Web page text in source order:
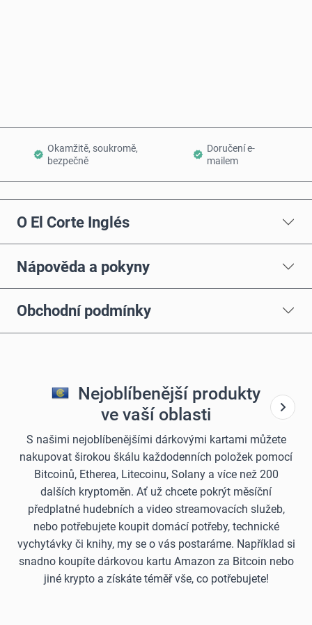
Okamžitě, soukromě,
bezpečně
Doručení e-
mailem
O El Corte Inglés
Nápověda a pokyny
Obchodní podmínky
Nejoblíbenější produkty
ve vaší oblasti
S našimi nejoblíbenějšími dárkovými kartami můžete
nakupovat širokou škálu každodenních položek pomocí
Bitcoinů, Etherea, Litecoinu, Solany a více než 200
dalších kryptoměn. Ať už chcete pokrýt měsíční
předplatné hudebních a video streamovacích služeb,
nebo potřebujete koupit domácí potřeby, technické
vychytávky či knihy, my se o vás postaráme. Například si
snadno koupíte dárkovou kartu Amazon za Bitcoin nebo
jiné krypto a získáte téměř vše, co potřebujete!